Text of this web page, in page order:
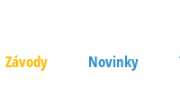
Závody Novinky